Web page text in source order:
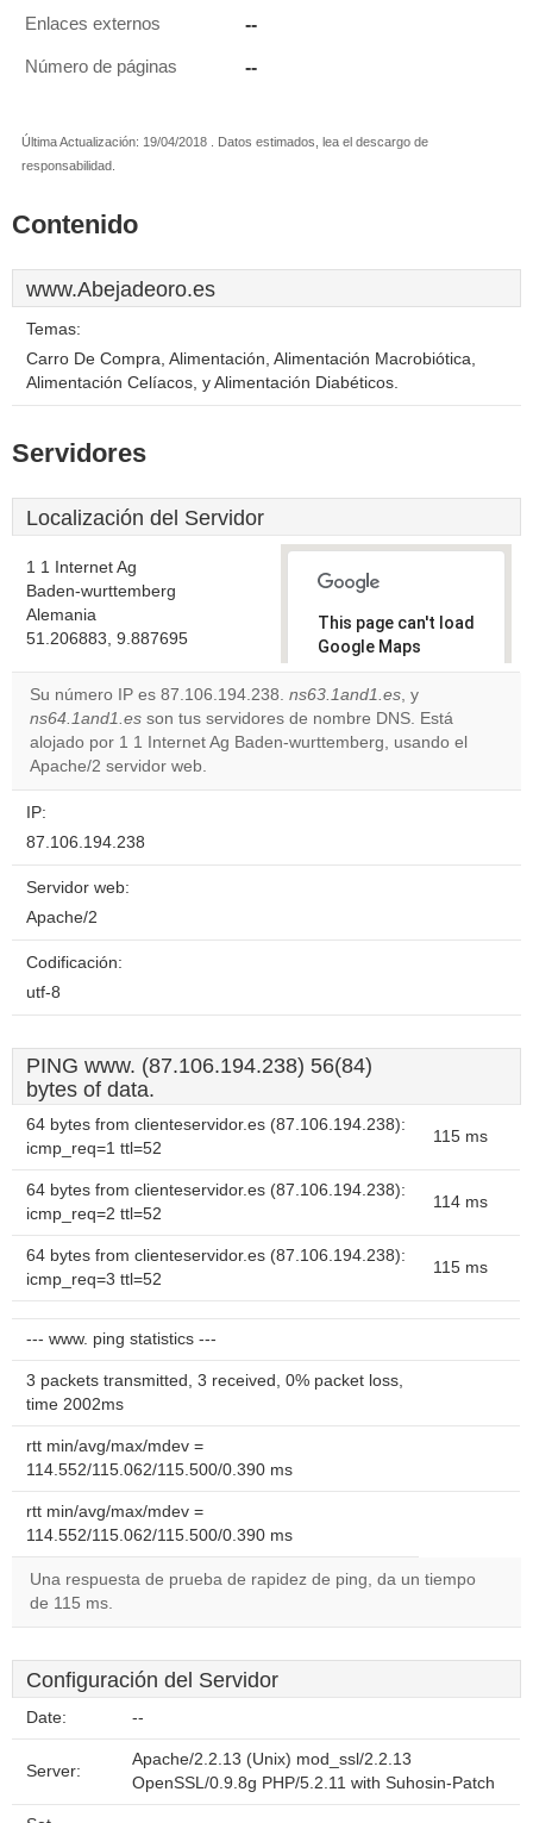
Enlaces externos --
Número de páginas --
Última Actualización: 19/04/2018 . Datos estimados, lea el descargo de
responsabilidad.
Contenido
www.Abejadeoro.es
Temas:
Carro De Compra, Alimentación, Alimentación Macrobiótica,
Alimentación Celíacos, y Alimentación Diabéticos.
Servidores
Localización del Servidor
1 1 Internet Ag
Baden-wurttemberg
Alemania
51.206883, 9.887695
This page can't load
Google Maps
correctly.
Do you
own this
OK
Su número IP es 87.106.194.238. ns63.1and1.es, y
ns64.1and1.es son tus servidores de nombre DNS. Está
alojado por 1 1 Internet Ag Baden-wurttemberg, usando el
Apache/2 servidor web.
IP:
87.106.194.238
Servidor web:
Apache/2
Codificación:
utf-8
PING www. (87.106.194.238) 56(84)
bytes of data.
64 bytes from clienteservidor.es (87.106.194.238):
icmp_req=1 ttl=52
115 ms
64 bytes from clienteservidor.es (87.106.194.238):
icmp_req=2 ttl=52
114 ms
64 bytes from clienteservidor.es (87.106.194.238):
icmp_req=3 ttl=52
115 ms
--- www. ping statistics ---
3 packets transmitted, 3 received, 0% packet loss,
time 2002ms
rtt min/avg/max/mdev =
114.552/115.062/115.500/0.390 ms
rtt min/avg/max/mdev =
114.552/115.062/115.500/0.390 ms
Una respuesta de prueba de rapidez de ping, da un tiempo
de 115 ms.
Configuración del Servidor
Date: --
Server:
Apache/2.2.13 (Unix) mod_ssl/2.2.13
OpenSSL/0.9.8g PHP/5.2.11 with Suhosin-Patch